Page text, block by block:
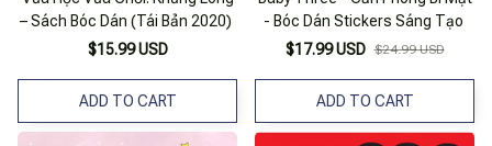
– Sách Bóc Dán (Tái Bản 2020)
$15.99 USD
ADD TO CART
- Bóc Dán Stickers Sáng Tạo
$17.99 USD $24.99 USD
ADD TO CART